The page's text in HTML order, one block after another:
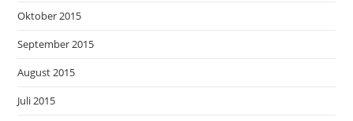
Oktober 2015
September 2015
August 2015
Juli 2015